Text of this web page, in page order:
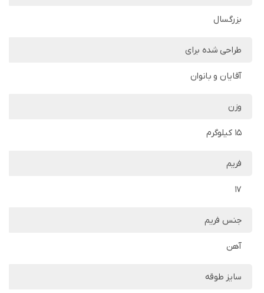
بزرگسال
طراحی شده برای
آقایان و بانوان
وزن
15 کیلوگرم
فریم
17
جنس فریم
آهن
سایز طوقه